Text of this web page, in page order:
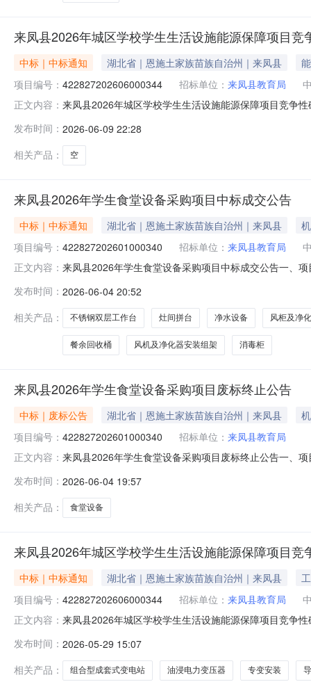
来凤县2026年城区学校学生生活设施能源保障项目竞
中标｜中标通知 湖北省｜恩施土家族苗族自治州｜来凤县
项目编号： 422827202606000344 招标单位： 来凤县教育局
正文内容： 来凤县2026年城区学校学生生活设施能源保障项目竞争
桂大道61号花果山小区252栋2层（自主申报）中标（成
发布时间： 2026-06-09 22:28
相关产品：
空
来凤县2026年学生食堂设备采购项目中标成交公告
中标｜中标通知 湖北省｜恩施土家族苗族自治州｜来凤县
项目编号： 422827202601000340 招标单位： 来凤县教育局
正文内容： 来凤县2026年学生食堂设备采购项目中标成交公告一、
货物类名称：漏勺品牌（如有）：屹翔规格型号：详见
发布时间： 2026-06-04 20:52
相关产品：
不锈钢双层工作台 灶间拼台 净水设备 风柜及净
餐余回收桶 风机及净化器安装组架 消毒柜
来凤县2026年学生食堂设备采购项目废标终止公告
中标｜废标公告 湖北省｜恩施土家族苗族自治州｜来凤县
项目编号： 422827202601000340 招标单位： 来凤县教育局
正文内容： 来凤县2026年学生食堂设备采购项目废标终止公告一、
采购人信息名称：来凤县教育局本级地址：来凤县教育
式：0
发布时间： 2026-06-04 19:57
相关产品：
食堂设备
来凤县2026年城区学校学生生活设施能源保障项目竞
中标｜中标通知 湖北省｜恩施土家族苗族自治州｜来凤县
项目编号： 422827202606000344 招标单位： 来凤县教育局
正文内容： 来凤县2026年城区学校学生生活设施能源保障项目竞争
https://czt.hubei.gov.cn/zchj/user）或布络供应商客户端
发布时间： 2026-05-29 15:07
相关产品：
组合型成套式变电站 油浸电力变压器 专变安装